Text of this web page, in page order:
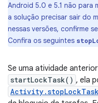
Android 5.0 e 5.1 não para
a solução precisar sair do
nessas versões, confirme
Confira os seguintes
Se uma atividade
startLockTask() , ela